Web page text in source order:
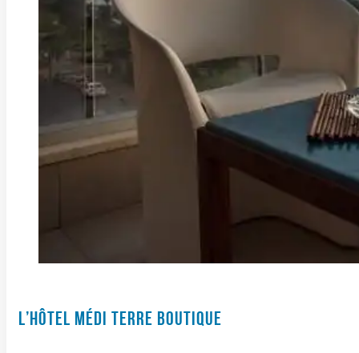
L’HÔTEL MÉDI TERRE BOUTIQUE